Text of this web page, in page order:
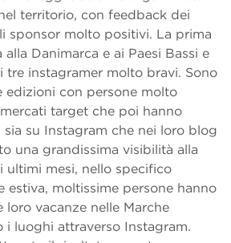
territorio, con feedback dei
sponsor molto positivi. La prima
Danimarca e ai Paesi Bassi e
tre instagramer molto bravi. Sono
edizioni con persone molto
target che poi hanno
su Instagram che nei loro blog
una grandissima visibilità alla
ultimi mesi, nello specifico
estiva, moltissime persone hanno
loro vacanze nelle Marche
i luoghi attraverso Instagram.